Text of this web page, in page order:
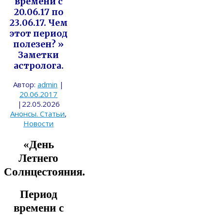
20.06.17 по
23.06.17. Чем
этот период
полезен? »
Заметки
астролога.
Автор: admin |
20.06.2017
| 22.05.2026
Анонсы. Статьи,
Новости
«День
Летнего
Солнцестояния.
Период
времени с